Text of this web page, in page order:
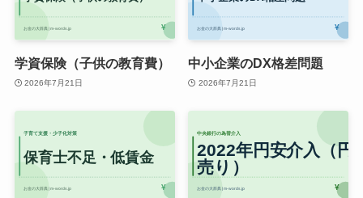
学資保険（子供の教育費）
2026年7月21日
中小企業のDX格差問題
2026年7月21日